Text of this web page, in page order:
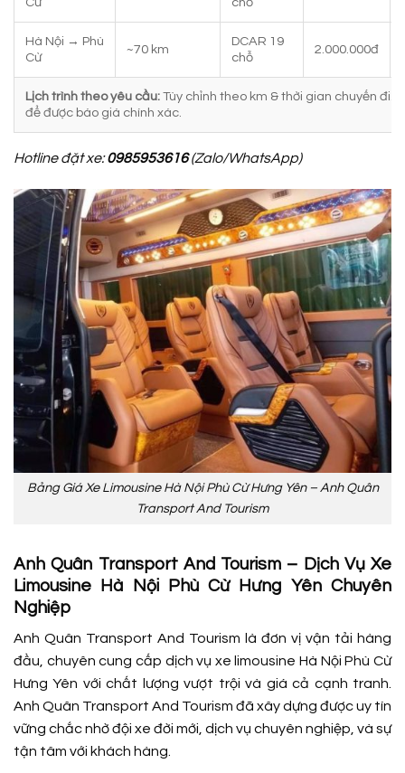
Hà Nội → Phù
Cừ
~70 km
DCAR 19
chỗ
2.000.000đ
Lịch trình theo yêu cầu: Tùy chỉnh theo km & thời gian chuyến đi.
để được báo giá chính xác.
Hotline đặt xe:0985953616(Zalo/WhatsApp)
Bảng Giá Xe Limousine Hà Nội Phù Cừ Hưng Yên – Anh Quân
Transport And Tourism
Anh Quân Transport And Tourism – Dịch Vụ Xe
Limousine Hà Nội Phù Cừ Hưng Yên Chuyên
Nghiệp
Anh Quân Transport And Tourism là đơn vị vận tải hàng
đầu, chuyên cung cấp dịch vụ xe limousine Hà Nội Phù Cừ
Hưng Yên với chất lượng vượt trội và giá cả cạnh tranh.
Anh Quân Transport And Tourism đã xây dựng được uy tín
vững chắc nhờ đội xe đời mới, dịch vụ chuyên nghiệp, và sự
tận tâm với khách hàng.